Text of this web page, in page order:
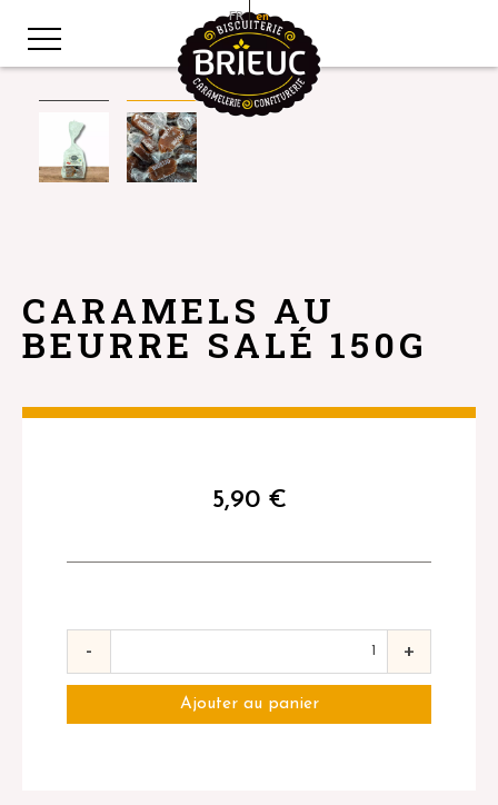
FR en
CARAMELS AU
BEURRE SALÉ 150G
5,90 €
- +